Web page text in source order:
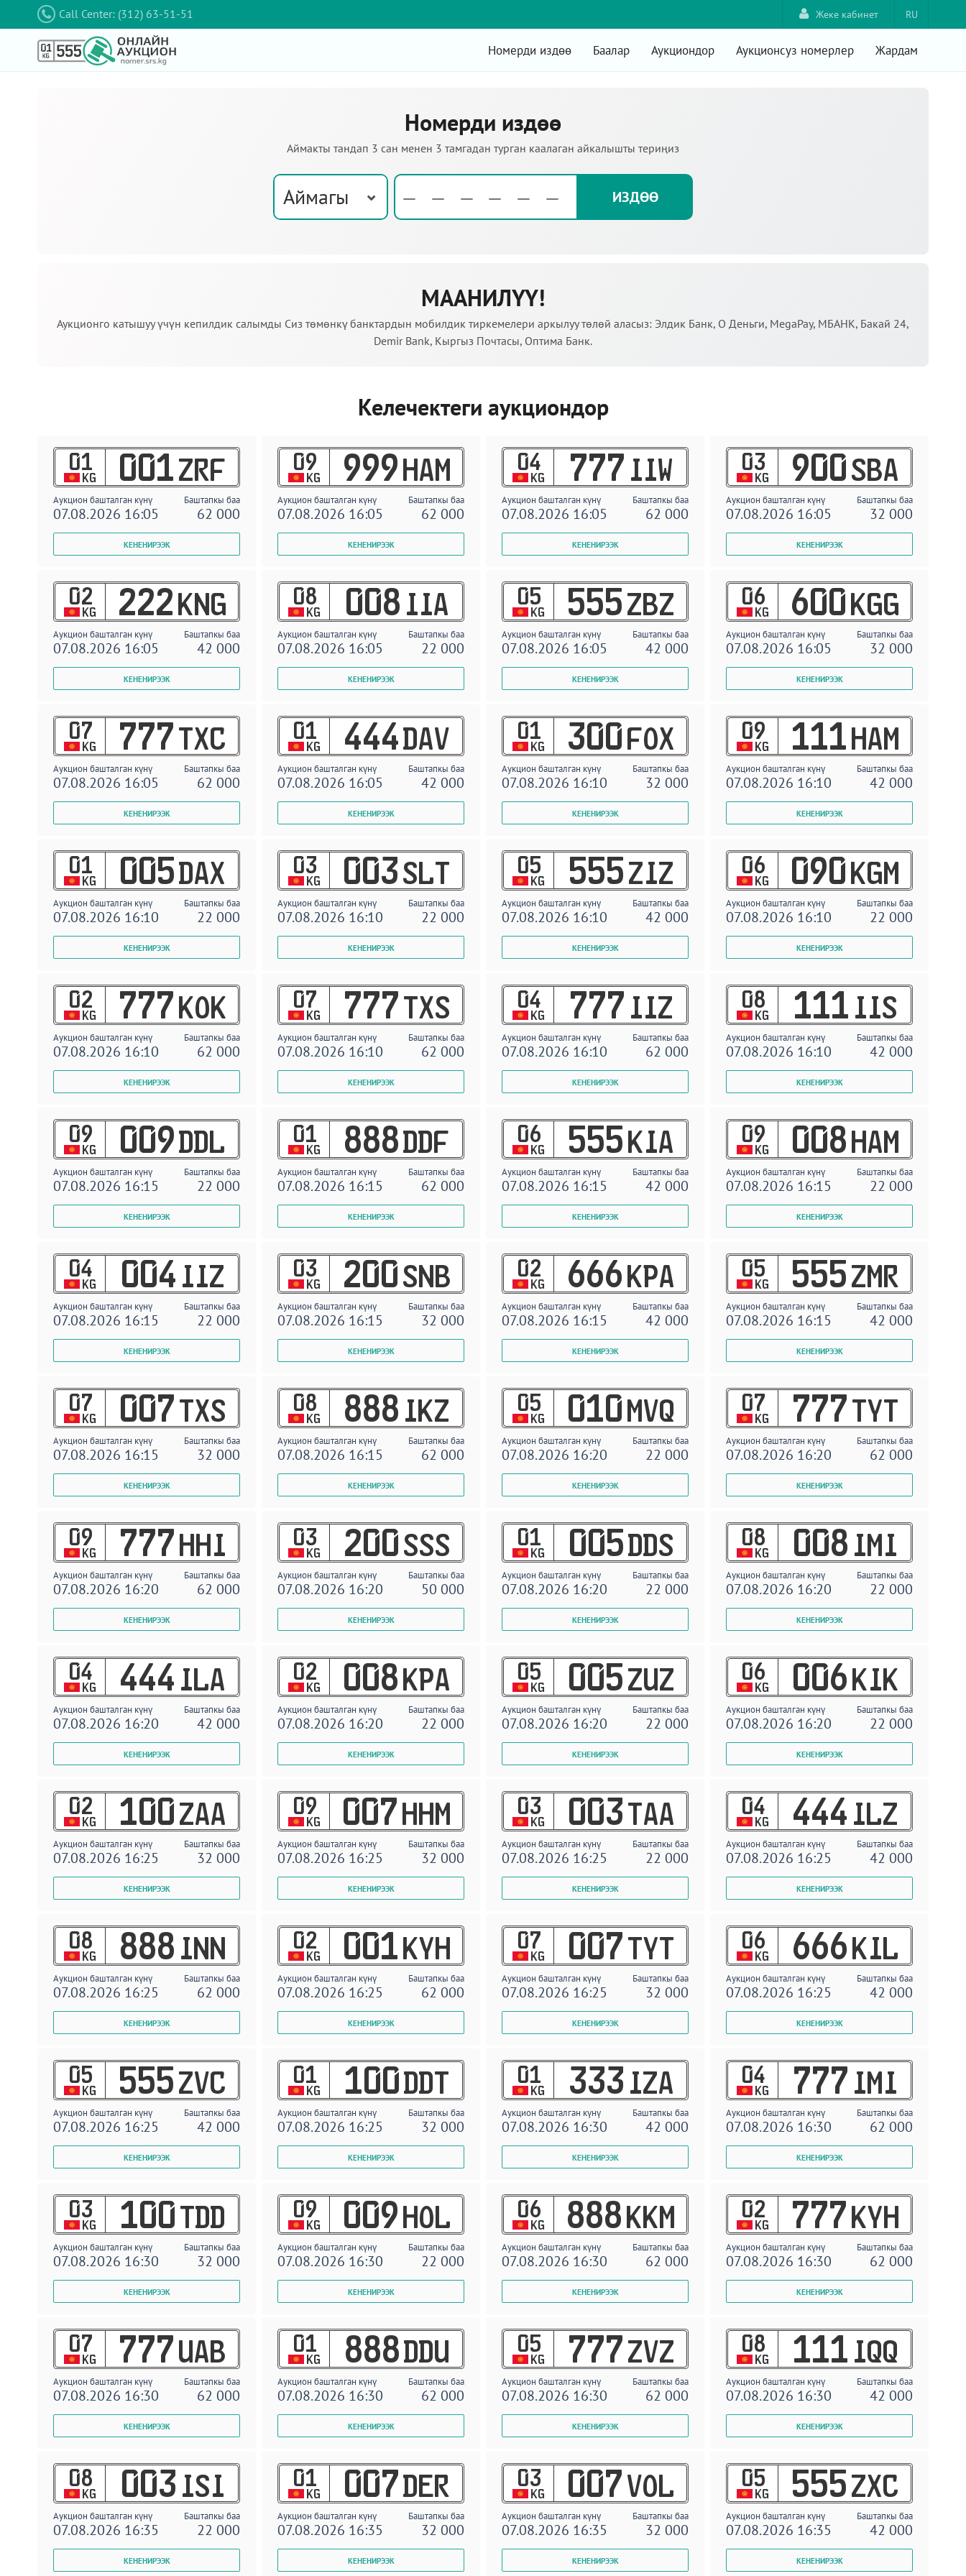
Call Center: (312) 63-51-51 RU
Жеке кабинет
Номерди издөө Баалар Аукциондор Аукционсуз номерлер Жардам
Номерди издөө
Аймакты тандап 3 сан менен 3 тамгадан турган каалаган айкалышты териңиз
Аймагы
МААНИЛҮҮ!
Аукционго катышуу үчүн кепилдик салымды Сиз төмөнкү банктардын мобилдик тиркемелери аркылуу төлөй аласыз: Элдик Банк, О Деньги, MegaPay, МБАНК, Бакай 24,
Demir Bank, Кыргыз Почтасы, Оптима Банк.
Келечектеги аукциондор
01
KG 001 ZRF
Аукцион башталган күнү Баштапкы баа
07.08.2026 16:05 62 000
09
KG 999 HAM
Аукцион башталган күнү Баштапкы баа
07.08.2026 16:05 62 000
04
KG 777 IIW
Аукцион башталган күнү Баштапкы баа
07.08.2026 16:05 62 000
03
KG 900 SBA
Аукцион башталган күнү Баштапкы баа
07.08.2026 16:05 32 000
02
KG 222 KNG
Аукцион башталган күнү Баштапкы баа
07.08.2026 16:05 42 000
08
KG 008 IIA
Аукцион башталган күнү Баштапкы баа
07.08.2026 16:05 22 000
05
KG 555 ZBZ
Аукцион башталган күнү Баштапкы баа
07.08.2026 16:05 42 000
06
KG 600 KGG
Аукцион башталган күнү Баштапкы баа
07.08.2026 16:05 32 000
07
KG 777 TXC
Аукцион башталган күнү Баштапкы баа
07.08.2026 16:05 62 000
01
KG 444 DAV
Аукцион башталган күнү Баштапкы баа
07.08.2026 16:05 42 000
01
KG 300 FOX
Аукцион башталган күнү Баштапкы баа
07.08.2026 16:10 32 000
09
KG 111 HAM
Аукцион башталган күнү Баштапкы баа
07.08.2026 16:10 42 000
01
KG 005 DAX
Аукцион башталган күнү Баштапкы баа
07.08.2026 16:10 22 000
03
KG 003 SLT
Аукцион башталган күнү Баштапкы баа
07.08.2026 16:10 22 000
05
KG 555 ZIZ
Аукцион башталган күнү Баштапкы баа
07.08.2026 16:10 42 000
06
KG 090 KGM
Аукцион башталган күнү Баштапкы баа
07.08.2026 16:10 22 000
02
KG 777 KOK
Аукцион башталган күнү Баштапкы баа
07.08.2026 16:10 62 000
07
KG 777 TXS
Аукцион башталган күнү Баштапкы баа
07.08.2026 16:10 62 000
04
KG 777 IIZ
Аукцион башталган күнү Баштапкы баа
07.08.2026 16:10 62 000
08
KG 111 IIS
Аукцион башталган күнү Баштапкы баа
07.08.2026 16:10 42 000
09
KG 009 DDL
Аукцион башталган күнү Баштапкы баа
07.08.2026 16:15 22 000
01
KG 888 DDF
Аукцион башталган күнү Баштапкы баа
07.08.2026 16:15 62 000
06
KG 555 KIA
Аукцион башталган күнү Баштапкы баа
07.08.2026 16:15 42 000
09
KG 008 HAM
Аукцион башталган күнү Баштапкы баа
07.08.2026 16:15 22 000
04
KG 004 IIZ
Аукцион башталган күнү Баштапкы баа
07.08.2026 16:15 22 000
03
KG 200 SNB
Аукцион башталган күнү Баштапкы баа
07.08.2026 16:15 32 000
02
KG 666 KPA
Аукцион башталган күнү Баштапкы баа
07.08.2026 16:15 42 000
05
KG 555 ZMR
Аукцион башталган күнү Баштапкы баа
07.08.2026 16:15 42 000
07
KG 007 TXS
Аукцион башталган күнү Баштапкы баа
07.08.2026 16:15 32 000
08
KG 888 IKZ
Аукцион башталган күнү Баштапкы баа
07.08.2026 16:15 62 000
05
KG 010 MVQ
Аукцион башталган күнү Баштапкы баа
07.08.2026 16:20 22 000
07
KG 777 TYT
Аукцион башталган күнү Баштапкы баа
07.08.2026 16:20 62 000
09
KG 777 HHI
Аукцион башталган күнү Баштапкы баа
07.08.2026 16:20 62 000
03
KG 200 SSS
Аукцион башталган күнү Баштапкы баа
07.08.2026 16:20 50 000
01
KG 005 DDS
Аукцион башталган күнү Баштапкы баа
07.08.2026 16:20 22 000
08
KG 008 IMI
Аукцион башталган күнү Баштапкы баа
07.08.2026 16:20 22 000
04
KG 444 ILA
Аукцион башталган күнү Баштапкы баа
07.08.2026 16:20 42 000
02
KG 008 KPA
Аукцион башталган күнү Баштапкы баа
07.08.2026 16:20 22 000
05
KG 005 ZUZ
Аукцион башталган күнү Баштапкы баа
07.08.2026 16:20 22 000
06
KG 006 KIK
Аукцион башталган күнү Баштапкы баа
07.08.2026 16:20 22 000
02
KG 100 ZAA
Аукцион башталган күнү Баштапкы баа
07.08.2026 16:25 32 000
09
KG 007 HHM
Аукцион башталган күнү Баштапкы баа
07.08.2026 16:25 32 000
03
KG 003 TAA
Аукцион башталган күнү Баштапкы баа
07.08.2026 16:25 22 000
04
KG 444 ILZ
Аукцион башталган күнү Баштапкы баа
07.08.2026 16:25 42 000
08
KG 888 INN
Аукцион башталган күнү Баштапкы баа
07.08.2026 16:25 62 000
02
KG 001 KYH
Аукцион башталган күнү Баштапкы баа
07.08.2026 16:25 62 000
07
KG 007 TYT
Аукцион башталган күнү Баштапкы баа
07.08.2026 16:25 32 000
06
KG 666 KIL
Аукцион башталган күнү Баштапкы баа
07.08.2026 16:25 42 000
05
KG 555 ZVC
Аукцион башталган күнү Баштапкы баа
07.08.2026 16:25 42 000
01
KG 100 DDT
Аукцион башталган күнү Баштапкы баа
07.08.2026 16:25 32 000
01
KG 333 IZA
Аукцион башталган күнү Баштапкы баа
07.08.2026 16:30 42 000
04
KG 777 IMI
Аукцион башталган күнү Баштапкы баа
07.08.2026 16:30 62 000
03
KG 100 TDD
Аукцион башталган күнү Баштапкы баа
07.08.2026 16:30 32 000
09
KG 009 HOL
Аукцион башталган күнү Баштапкы баа
07.08.2026 16:30 22 000
06
KG 888 KKM
Аукцион башталган күнү Баштапкы баа
07.08.2026 16:30 62 000
02
KG 777 KYH
Аукцион башталган күнү Баштапкы баа
07.08.2026 16:30 62 000
07
KG 777 UAB
Аукцион башталган күнү Баштапкы баа
07.08.2026 16:30 62 000
01
KG 888 DDU
Аукцион башталган күнү Баштапкы баа
07.08.2026 16:30 62 000
05
KG 777 ZVZ
Аукцион башталган күнү Баштапкы баа
07.08.2026 16:30 62 000
08
KG 111 IQQ
Аукцион башталган күнү Баштапкы баа
07.08.2026 16:30 42 000
08
KG 003 ISI
Аукцион башталган күнү Баштапкы баа
07.08.2026 16:35 22 000
01
KG 007 DER
Аукцион башталган күнү Баштапкы баа
07.08.2026 16:35 32 000
03
KG 007 VOL
Аукцион башталган күнү Баштапкы баа
07.08.2026 16:35 32 000
05
KG 555 ZXC
Аукцион башталган күнү Баштапкы баа
07.08.2026 16:35 42 000